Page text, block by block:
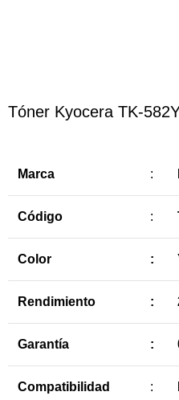
Tóner Kyocera TK-
Marca :
Código :
Color :
Rendimiento :
Garantía :
Compatibilidad :